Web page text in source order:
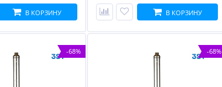
В КОРЗИНУ В КОРЗИНУ
-68% -68%